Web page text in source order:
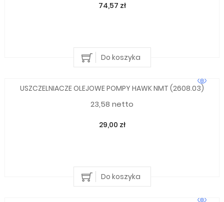
74,57 zł
Do koszyka
USZCZELNIACZE OLEJOWE POMPY HAWK NMT (2608.03)
23,58 netto
29,00 zł
Do koszyka